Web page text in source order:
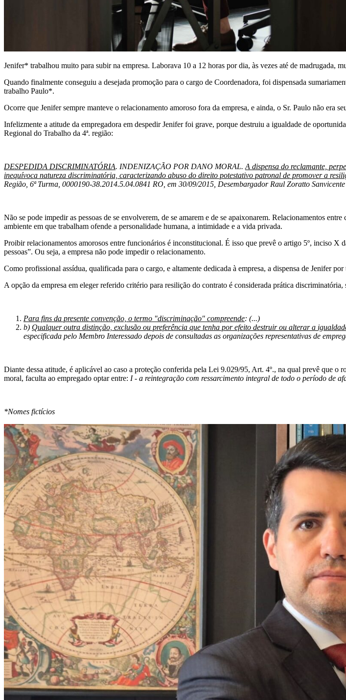
Jenifer* trabalhou muito para subir na empresa. Laborava 10 a 12 horas por dia, às vezes até de madrugada,
Quando finalmente conseguiu a desejada promoção para o cargo de Coordenadora, foi dispensada
trabalho Paulo*.
Ocorre que Jenifer sempre manteve o relacionamento amoroso fora da empresa, e ainda, o Sr. Paulo não era
Infelizmente a atitude da empregadora em despedir Jenifer foi grave, porque destruiu a igualdade de
Regional do Trabalho da 4ª. região:
DESPEDIDA DISCRIMINATÓRIA. INDENIZAÇÃO POR DANO MORAL. A dispensa do reclamante,
inequívoca natureza discriminatória, caracterizando abuso do direito potestativo patronal de promover a
Região, 6ª Turma, 0000190-38.2014.5.04.0841 RO, em 30/09/2015, Desembargador Raul Zoratto
Não se pode impedir as pessoas de se envolverem, de se amarem e de se apaixonarem. Relacionamentos
ambiente em que trabalham ofende a personalidade humana, a intimidade e a vida privada.
Proibir relacionamentos amorosos entre funcionários é inconstitucional. É isso que prevê o artigo 5º, inciso
pessoas”. Ou seja, a empresa não pode impedir o relacionamento.
Como profissional assídua, qualificada para o cargo, e altamente dedicada à empresa, a dispensa de Jenifer
A opção da empresa em eleger referido critério para resilição do contrato é considerada prática
Para fins da presente convenção, o termo "discriminação" compreende: (...)
b) Qualquer outra distinção, exclusão ou preferência que tenha por efeito destruir ou alterar a
especificada pelo Membro Interessado depois de consultadas as organizações representativas de
Diante dessa atitude, é aplicável ao caso a proteção conferida pela Lei 9.029/95, Art. 4º., na qual prevê que
moral, faculta ao empregado optar entre: I - a reintegração com ressarcimento integral de todo o período de
*Nomes fictícios